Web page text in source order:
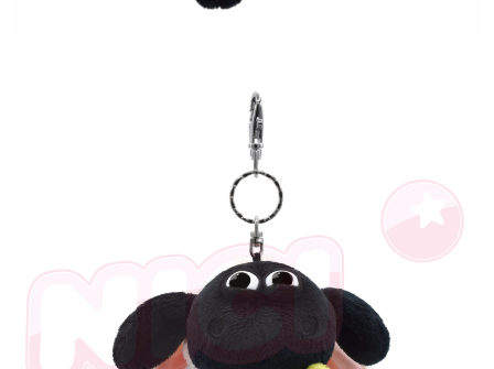
「AFTEE先享後付」，若未經同意申辦者引起之損失，本公司不負相關責
５．嚴禁一人註冊多個帳號或使用他人資訊註冊。若發現惡意使用之情形，
恩沛科技股份有限公司將有權停止該用戶之使用額度並採取法律行動。